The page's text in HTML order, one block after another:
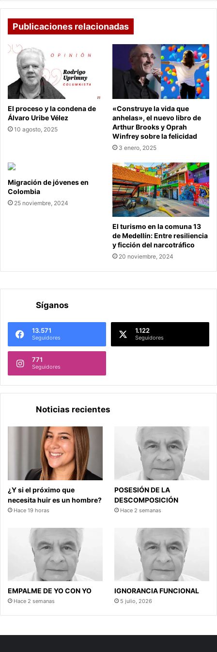
Publicaciones relacionadas
El proceso y la condena de
Álvaro Uribe Vélez
10 agosto, 2025
«Construye la vida que
anhelas», el nuevo libro de
Arthur Brooks y Oprah
Winfrey sobre la felicidad
3 enero, 2025
Migración de jóvenes en
Colombia
25 noviembre, 2024
El turismo en la comuna 13
de Medellín: Entre resiliencia
y ficción del narcotráfico
20 noviembre, 2024
Síganos
13.571
Seguidores
1.122
Seguidores
771
Seguidores
Noticias recientes
¿Y si el próximo que
necesita huir es un hombre?
Hace 19 horas
POSESIÓN DE LA
DESCOMPOSICIÓN
Hace 2 semanas
EMPALME DE YO CON YO
Hace 2 semanas
IGNORANCIA FUNCIONAL
5 julio, 2026